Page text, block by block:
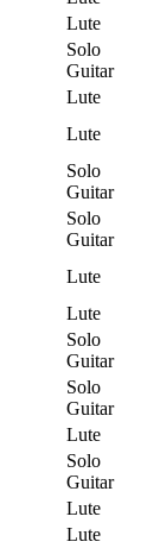
Lute
Solo
Guitar
Lute
Lute
Solo
Guitar
Solo
Guitar
Lute
Lute
Solo
Guitar
Solo
Guitar
Lute
Solo
Guitar
Lute
Lute